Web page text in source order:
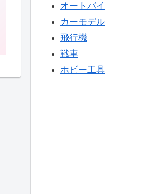
オートバイ
カーモデル
飛行機
戦車
ホビー工具